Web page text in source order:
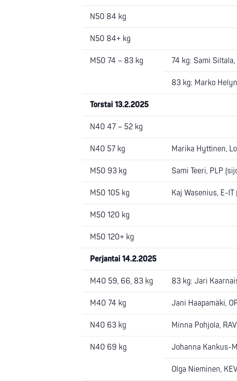
N50 84 kg
N50 84+ kg
M50 74 – 83 kg 74 kg: Sami Siltala,
83 kg: Marko
Torstai 13.2.2025
N40 47 – 52 kg
N40 57 kg Marika Hyttinen,
M50 93 kg Sami Teeri, PLP
M50 105 kg Kaj Wasenius, E-
M50 120 kg
M50 120+ kg
Perjantai 14.2.2025
M40 59, 66, 83 kg 83 kg: Jari
M40 74 kg Jani Haapamäki,
N40 63 kg Minna Pohjola,
N40 69 kg Johanna Kankus-
Olga Nieminen,